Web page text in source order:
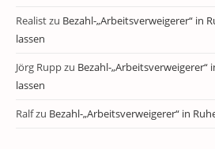
Realistzu Bezahl-„Arbeitsverweigerer“ in
lassen
Jörg Ruppzu Bezahl-
lassen
Ralfzu Bezahl-„Arbeitsverweigerer“ in